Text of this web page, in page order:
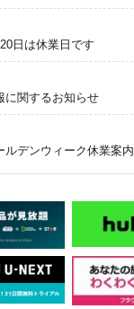
日は休業日です
に関するお知らせ
ルデンウィーク休業案内